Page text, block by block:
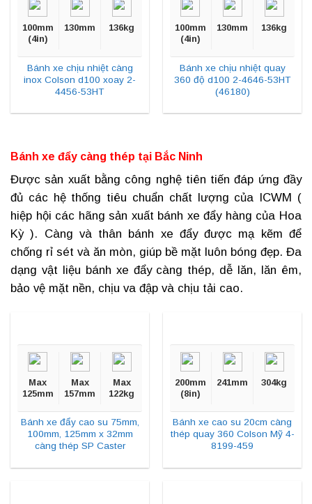
100mm
(4in)
130mm 136kg
Bánh xe chịu nhiệt càng
inox Colson d100 xoay 2-
4456-53HT
100mm
(4in)
130mm 136kg
Bánh xe chịu nhiệt quay
360 độ d100 2-4646-53HT
(46180)
Bánh xe đẩy càng thép tại Bắc Ninh
Được sản xuất bằng công nghệ tiên tiến đáp ứng đầy
đủ các hệ thống tiêu chuẩn chất lượng của ICWM (
hiệp hội các hãng sản xuất bánh xe đẩy hàng của Hoa
Kỳ ). Càng và thân bánh xe đẩy được mạ kẽm để
chống rỉ sét và ăn mòn, giúp bề mặt luôn bóng đẹp. Đa
dạng vật liệu bánh xe đẩy càng thép, dễ lăn, lăn êm,
bảo vệ mặt nền, chịu va đập và chịu tải cao.
Max
125mm
Max
157mm
Max
122kg
Bánh xe đẩy cao su 75mm,
100mm, 125mm x 32mm
càng thép SP Caster
200mm
(8in)
241mm 304kg
Bánh xe cao su 20cm càng
thép quay 360 Colson Mỹ 4-
8199-459